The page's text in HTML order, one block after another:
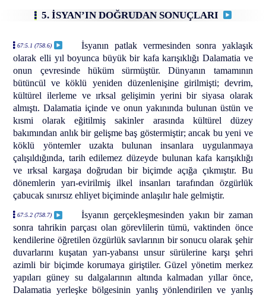
5. İSYAN’IN DOĞRUDAN SONUÇLARI
67:5.1 (758.6)
İsyanın patlak vermesinden sonra yaklaşık
olarak elli yıl boyunca büyük bir kafa karışıklığı Dalamatia ve
onun çevresinde hüküm sürmüştür. Dünyanın tamamının
bütüncül ve köklü yeniden düzenlenişine girilmişti; devrim,
kültürel ilerleme ve ırksal gelişimin yerini bir siyasa olarak
almıştı. Dalamatia içinde ve onun yakınında bulunan üstün ve
kısmi olarak eğitilmiş sakinler arasında kültürel düzey
bakımından anlık bir gelişme baş göstermiştir; ancak bu yeni ve
köklü yöntemler uzakta bulunan insanlara uygulanmaya
çalışıldığında, tarih edilemez düzeyde bulunan kafa karışıklığı
ve ırksal kargaşa doğrudan bir biçimde açığa çıkmıştır. Bu
dönemlerin yarı-evirilmiş ilkel insanları tarafından özgürlük
çabucak sınırsız ehliyet biçiminde anlaşılır hale gelmiştir.
67:5.2 (758.7)
İsyanın gerçekleşmesinden yakın bir zaman
sonra tahrikin parçası olan görevlilerin tümü, vaktinden önce
kendilerine öğretilen özgürlük savlarının bir sonucu olarak şehir
duvarlarını kuşatan yarı-yabansı unsur sürülerine karşı şehri
azimli bir biçimde korumaya giriştiler. Güzel yönetim merkez
yapıları güney su dalgalarının altında kalmadan yıllar önce,
Dalamatia yerleşke bölgesinin yanlış yönlendirilen ve yanlış